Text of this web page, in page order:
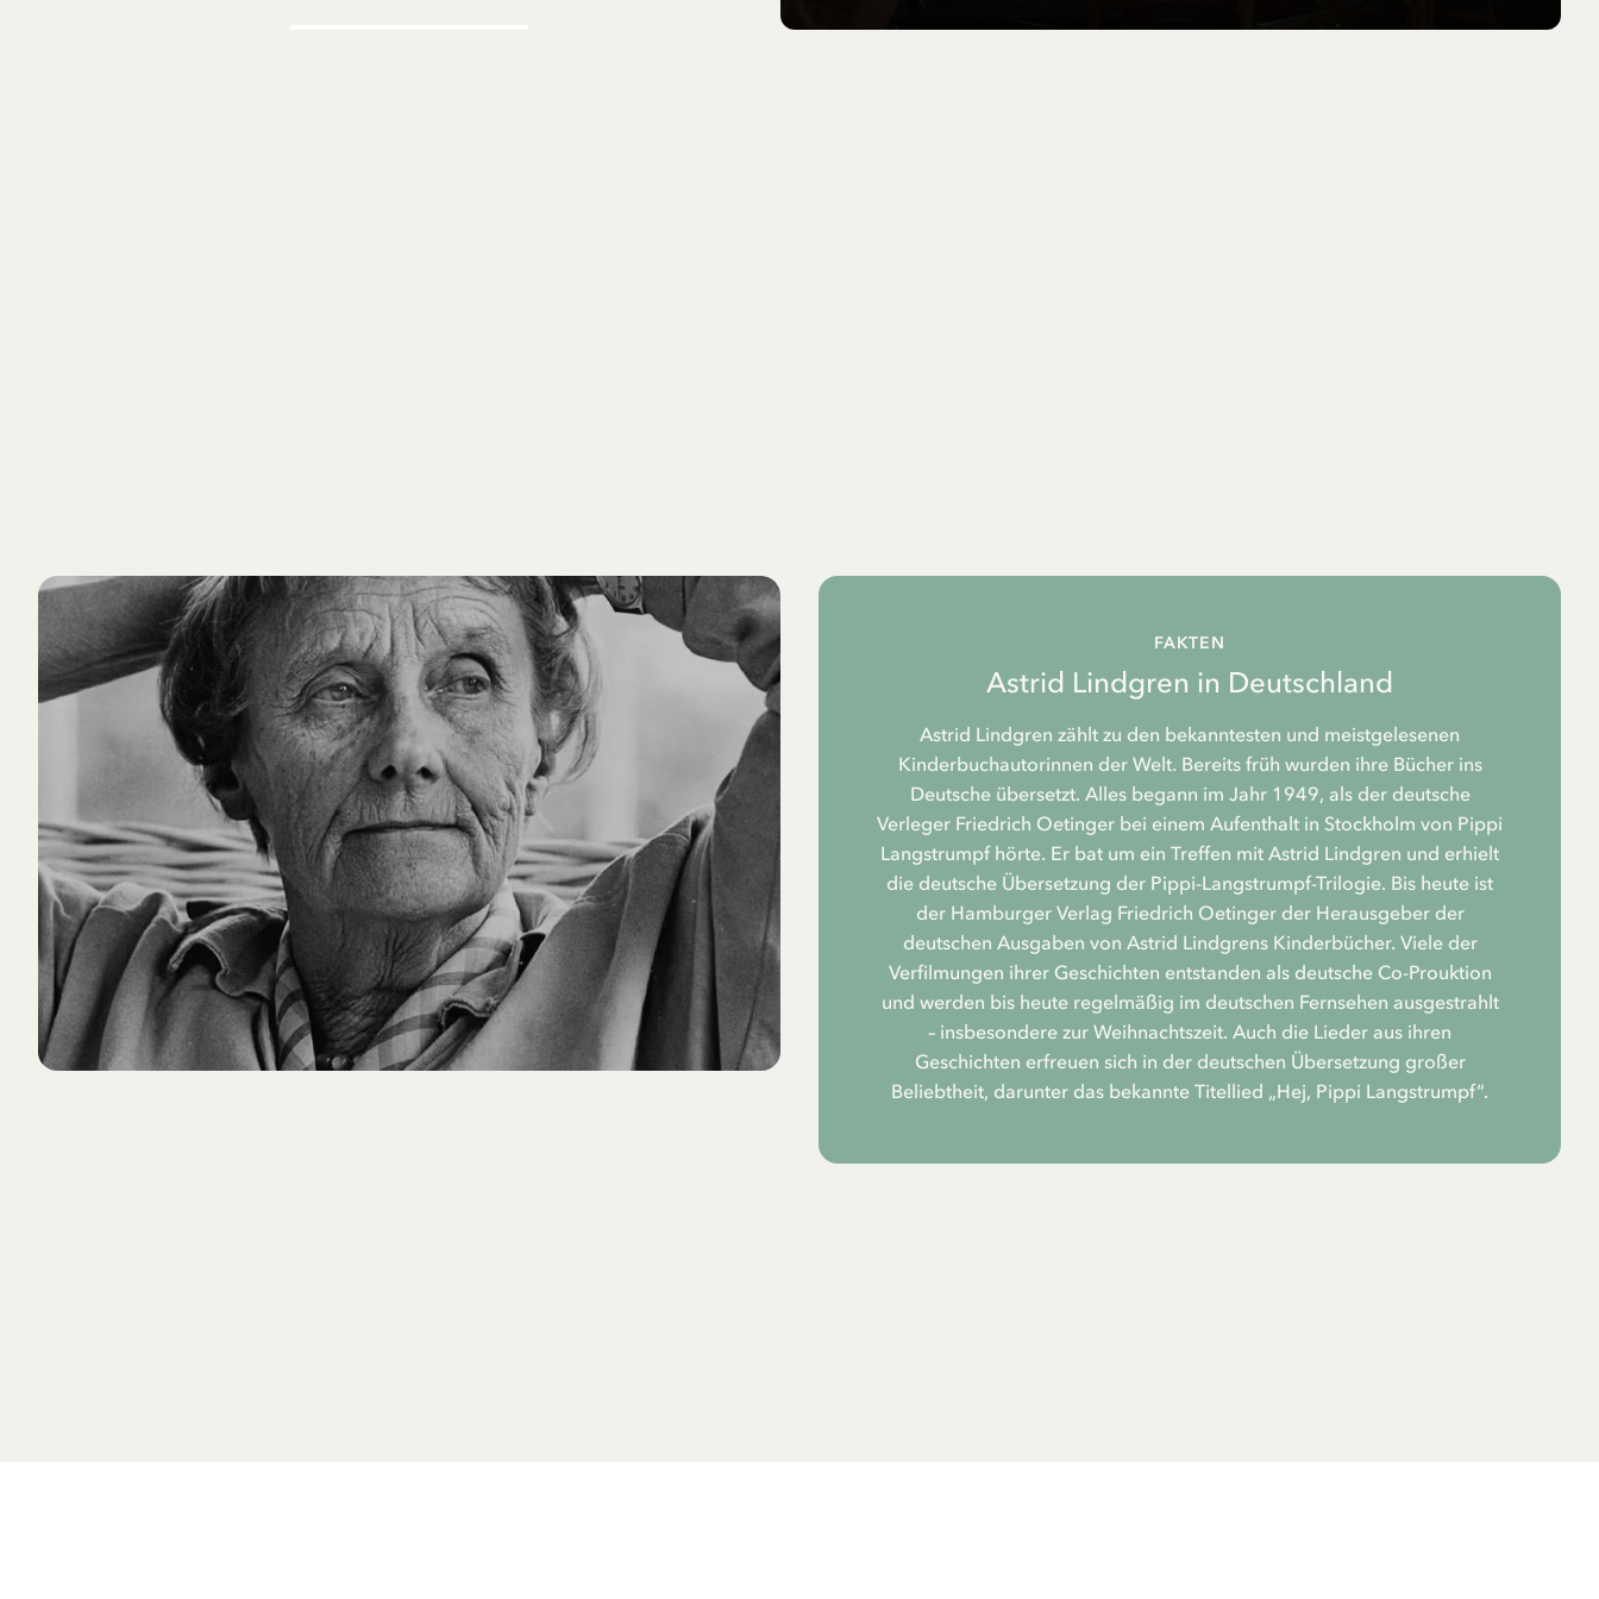
FAKTEN
Astrid Lindgren in Deutschland
Astrid Lindgren zählt zu den bekanntesten und meistgelesenen
Kinderbuchautorinnen der Welt. Bereits früh wurden ihre Bücher ins
Deutsche übersetzt. Alles begann im Jahr 1949, als der deutsche
Verleger Friedrich Oetinger bei einem Aufenthalt in Stockholm von Pippi
Langstrumpf hörte. Er bat um ein Treffen mit Astrid Lindgren und erhielt
die deutsche Übersetzung der Pippi-Langstrumpf-Trilogie. Bis heute ist
der Hamburger Verlag Friedrich Oetinger der Herausgeber der
deutschen Ausgaben von Astrid Lindgrens Kinderbücher. Viele der
Verfilmungen ihrer Geschichten entstanden als deutsche Co-Prouktion
und werden bis heute regelmäßig im deutschen Fernsehen ausgestrahlt
– insbesondere zur Weihnachtszeit. Auch die Lieder aus ihren
Geschichten erfreuen sich in der deutschen Übersetzung großer
Beliebtheit, darunter das bekannte Titellied „Hej, Pippi Langstrumpf“.